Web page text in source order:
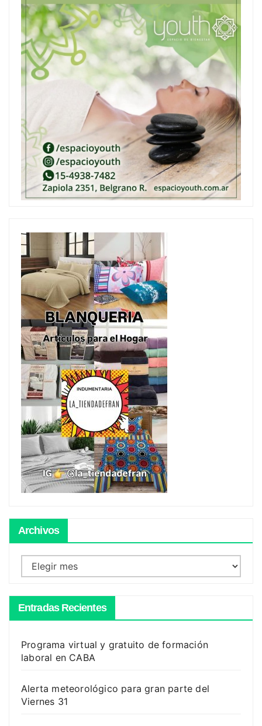
Archivos
Archivos
Entradas Recientes
Programa virtual y gratuito de formación
laboral en CABA
Alerta meteorológico para gran parte del
Viernes 31